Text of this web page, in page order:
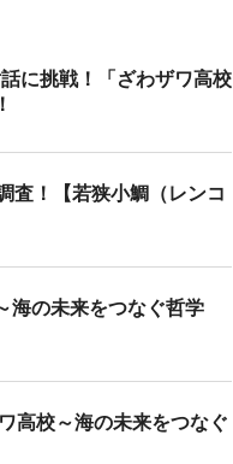
に挑戦！「ざわザワ高校
査！【若狭小鯛（レンコ
海の未来をつなぐ哲学
高校～海の未来をつなぐ